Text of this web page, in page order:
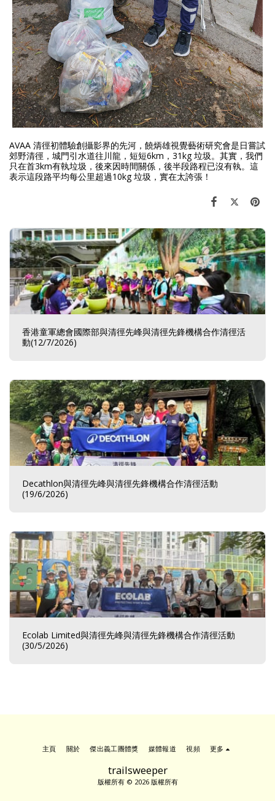
AVAA 清徑初體驗創攝影界的先河，饒炳雄視覺藝術研究會是日嘗試
郊野清徑，城門引水道往川龍，短短6km，31kg 垃圾。其實，我們
只在首3km有執垃圾，後來因時間關係，後半段路程已沒有執。這
表示這段路平均每公里超過10kg 垃圾，實在太誇張！
香港童軍總會國際部與清徑先峰與清徑先鋒機構合作清徑活
動(12/7/2026)
Decathlon與清徑先峰與清徑先鋒機構合作清徑活動
(19/6/2026)
Ecolab Limited與清徑先峰與清徑先鋒機構合作清徑活動
(30/5/2026)
trailsweeper
版權所有 © 2026 版權所有
主頁 關於 傑出義工團體獎 媒體報道 視頻 更多